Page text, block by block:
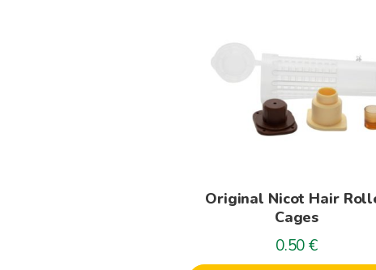
Original Nicot Hair
Cages
0.50 €